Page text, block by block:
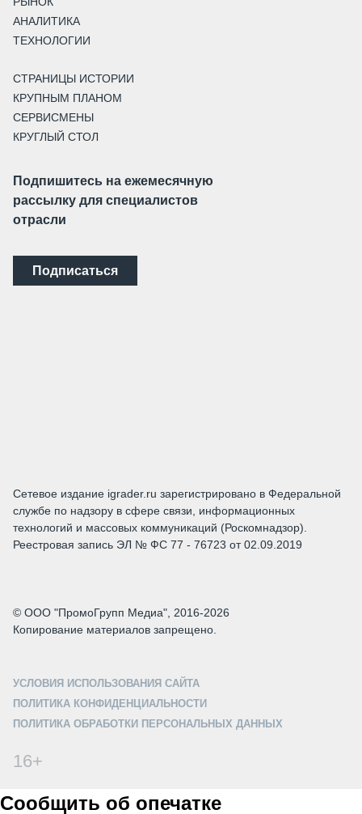
АНАЛИТИКА
ТЕХНОЛОГИИ
СТРАНИЦЫ ИСТОРИИ
КРУПНЫМ ПЛАНОМ
СЕРВИСМЕНЫ
КРУГЛЫЙ СТОЛ
Подпишитесь на ежемесячную
рассылку для специалистов
отрасли
Подписаться
Сетевое издание igrader.ru зарегистрировано в Федеральной
службе по надзору в сфере связи, информационных
технологий и массовых коммуникаций (Роскомнадзор).
Реестровая запись ЭЛ № ФС 77 - 76723 от 02.09.2019
© ООО "ПромоГрупп Медиа", 2016-2026
Копирование материалов запрещено.
УСЛОВИЯ ИСПОЛЬЗОВАНИЯ САЙТА
ПОЛИТИКА КОНФИДЕНЦИАЛЬНОСТИ
ПОЛИТИКА ОБРАБОТКИ ПЕРСОНАЛЬНЫХ ДАННЫХ
16+
Сообщить об опечатке